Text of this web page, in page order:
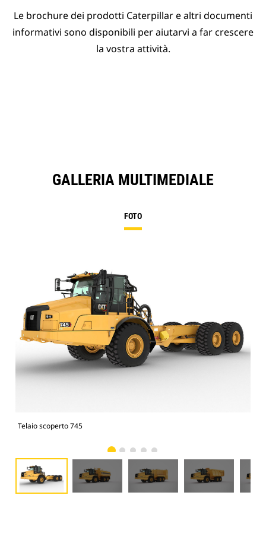
Le brochure dei prodotti Caterpillar e altri documenti
informativi sono disponibili per aiutarvi a far crescere
la vostra attività.
GALLERIA MULTIMEDIALE
FOTO
Telaio scoperto 745